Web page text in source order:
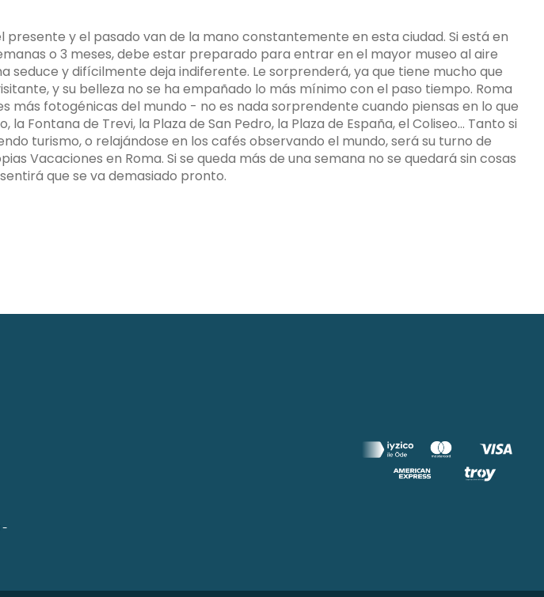
presente y el pasado van de la mano constantemente en esta ciudad. Si está en
o 3 meses, debe estar preparado para entrar en el mayor museo al aire
seduce y difícilmente deja indiferente. Le sorprenderá, ya que tiene mucho que
y su belleza no se ha empañado lo más mínimo con el paso tiempo. Roma
más fotogénicas del mundo - no es nada sorprendente cuando piensas en lo que
la Fontana de Trevi, la Plaza de San Pedro, la Plaza de España, el Coliseo... Tanto si
turismo, o relajándose en los cafés observando el mundo, será su turno de
Vacaciones en Roma. Si se queda más de una semana no se quedará sin cosas
que se va demasiado pronto.
-